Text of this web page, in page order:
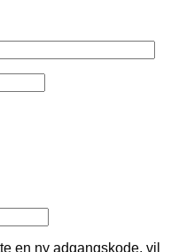
en ny adgangskode, vil